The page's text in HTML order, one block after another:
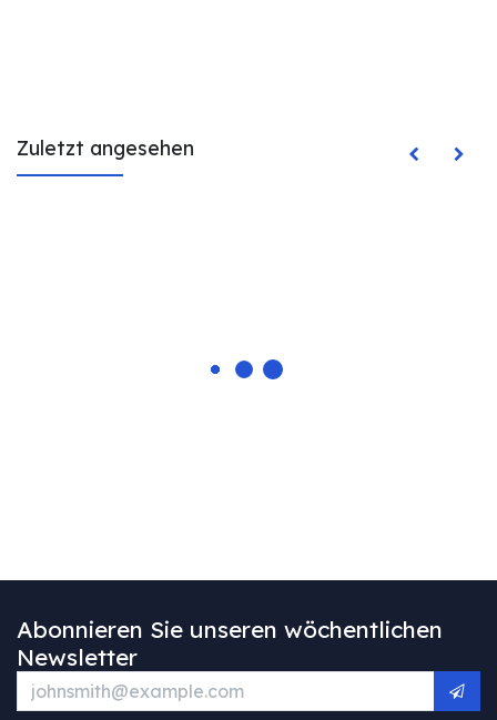
Zuletzt angesehen
Abonnieren Sie unseren wöchentlichen
Newsletter